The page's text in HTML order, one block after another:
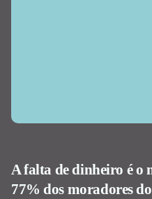
A falta de dinheiro é o
77% dos moradores